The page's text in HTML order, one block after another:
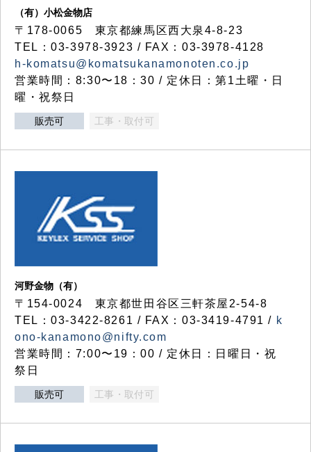
（有）小松金物店
〒178-0065 東京都練馬区西大泉4-8-23
TEL：03-3978-3923 / FAX：03-3978-4128
h-komatsu@komatsukanamonoten.co.jp
営業時間：8:30〜18：30 / 定休日：第1土曜・日
曜・祝祭日
販売可 工事・取付可
河野金物（有）
〒154-0024 東京都世田谷区三軒茶屋2-54-8
TEL：03-3422-8261 / FAX：03-3419-4791 / k
ono-kanamono@nifty.com
営業時間：7:00〜19：00 / 定休日：日曜日・祝
祭日
販売可 工事・取付可